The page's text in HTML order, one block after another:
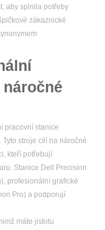
aby splnila potřeby
zákaznické
pracovní stanice
stroje cílí na náročné
kteří potřebují
Stanice Dell Precision
profesionální grafické
Pro) a podporují
máte jistotu